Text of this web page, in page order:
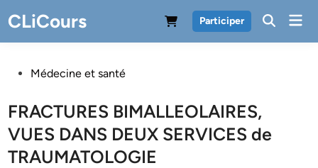
to
content
CLiCours Participer
PostedMédecine et santé
FRACTURES BIMALLEOLAIRES,
VUES DANS DEUX SERVICES de
TRAUMATOLOGIE